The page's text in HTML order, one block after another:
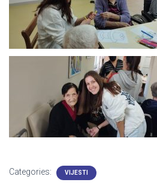
Categories: VIJESTI